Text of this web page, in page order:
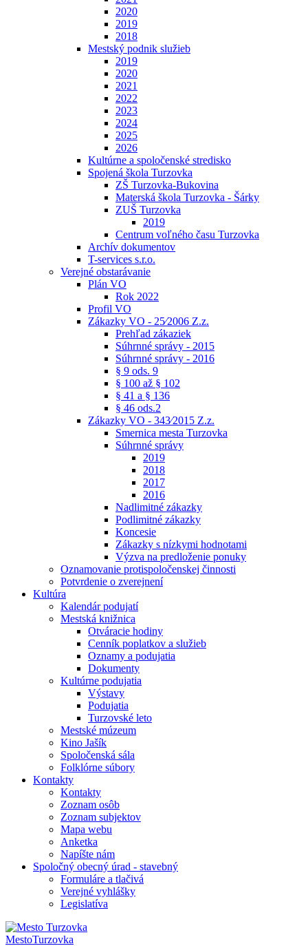
2020
2019
2018
Mestský podnik služieb
2019
2020
2021
2022
2023
2024
2025
2026
Kultúrne a spoločenské stredisko
Spojená škola Turzovka
ZŠ Turzovka-Bukovina
Materská škola Turzovka - Šárky
ZUŠ Turzovka
2019
Centrum voľného času Turzovka
Archív dokumentov
T-services s.r.o.
Verejné obstarávanie
Plán VO
Rok 2022
Profil VO
Zákazky VO - 25⁄2006 Z.z.
Prehľad zákaziek
Súhrnné správy - 2015
Súhrnné správy - 2016
§ 9 ods. 9
§ 100 až § 102
§ 41 a § 136
§ 46 ods.2
Zákazky VO - 343⁄2015 Z.z.
Smernica mesta Turzovka
Súhrnné správy
2019
2018
2017
2016
Nadlimitné zákazky
Podlimitné zákazky
Koncesie
Zákazky s nízkymi hodnotami
Výzva na predloženie ponuky
Oznamovanie protispoločenskej činnosti
Potvrdenie o zverejnení
Kultúra
Kalendár podujatí
Mestská knižnica
Otváracie hodiny
Cenník poplatkov a služieb
Oznamy a podujatia
Dokumenty
Kultúrne podujatia
Výstavy
Podujatia
Turzovské leto
Mestské múzeum
Kino Jašík
Spoločenská sála
Folklórne súbory
Kontakty
Kontakty
Zoznam osôb
Zoznam subjektov
Mapa webu
Anketka
Napíšte nám
Spoločný obecný úrad - stavebný
Formuláre a tlačivá
Verejné vyhlášky
Legislatíva
MestoTurzovka